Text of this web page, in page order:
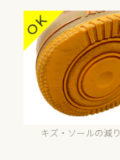
キズ・ソールの減り